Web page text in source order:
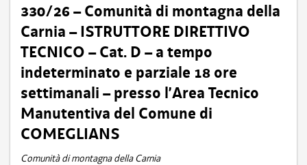
330/26 – Comunità di montagna della
Carnia – ISTRUTTORE DIRETTIVO
TECNICO – Cat. D – a tempo
indeterminato e parziale 18 ore
settimanali – presso l’Area Tecnico
Manutentiva del Comune di
COMEGLIANS
Comunità di montagna della Carnia